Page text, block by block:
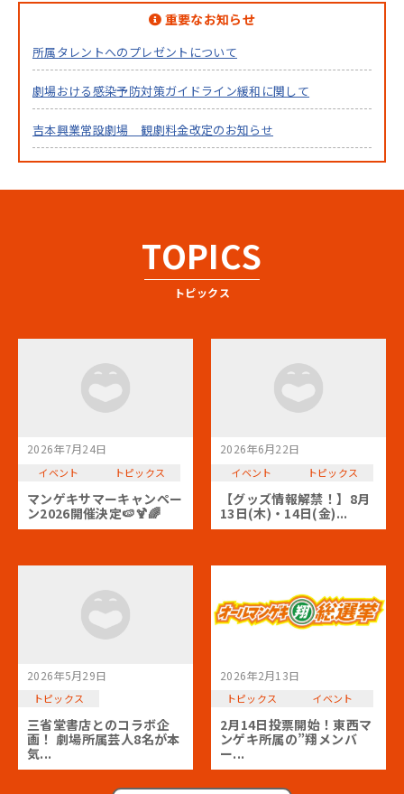
重要なお知らせ
所属タレントへのプレゼントについて
劇場おける感染予防対策ガイドライン緩和に関して
吉本興業常設劇場 観劇料金改定のお知らせ
TOPICS
トピックス
2026年7月24日
イベント トピックス
マンゲキサマーキャンペー
ン2026開催決定🍉🍹🌈
2026年6月22日
イベント トピックス
【グッズ情報解禁！】8月
13日(木)・14日(金)...
2026年5月29日
トピックス
三省堂書店とのコラボ企
画！ 劇場所属芸人8名が本
気...
2026年2月13日
トピックス イベント
2月14日投票開始！東西マ
ンゲキ所属の”翔メンバ
ー...